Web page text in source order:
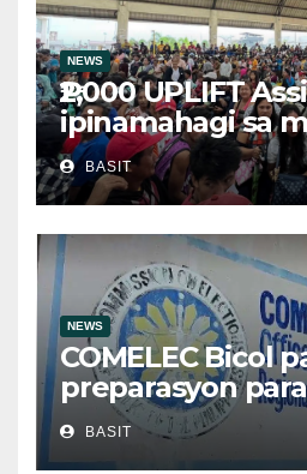
NEWS
₱2,000 UPLIFT
ipinamahagi sa
kwalipikadong
sa Victoria,
BASIT
NEWS
COMELEC Bicol
preparasyon
BSKE
BASIT